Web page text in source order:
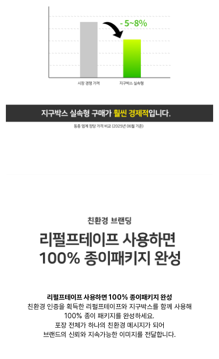
리펄프테이프 사용하면 100% 종이패키지 완성
친환경 인증을 획득한 리펄프테이프와 지구박스를 함께 사용해
100% 종이 패키지를 완성하세요.
포장 전체가 하나의 친환경 메시지가 되어
브랜드의 신뢰와 지속가능한 이미지를 전달합니다.